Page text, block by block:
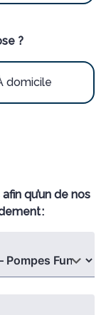
?
domicile
qu’un de nos
: